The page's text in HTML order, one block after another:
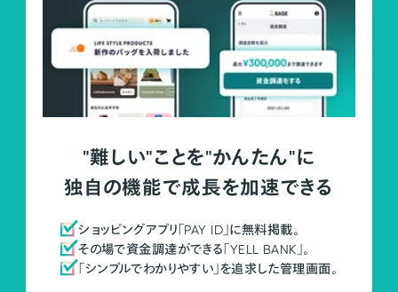
"難しい"ことを"かんたん"に
独自の機能で成長を加速できる
ショッピングアプリ「PAY ID」に無料掲載。
その場で資金調達ができる「YELL BANK」。
「シンプルでわかりやすい」を追求した管理画面。